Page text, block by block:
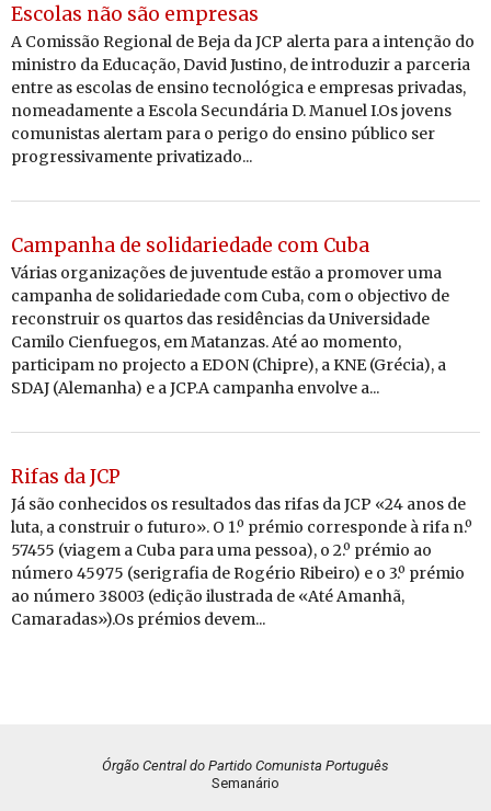
Escolas não são empresas
A Comissão Regional de Beja da JCP alerta para a intenção do
ministro da Educação, David Justino, de introduzir a parceria
entre as escolas de ensino tecnológica e empresas privadas,
nomeadamente a Escola Secundária D. Manuel I.Os jovens
comunistas alertam para o perigo do ensino público ser
progressivamente privatizado...
Campanha de solidariedade com Cuba
Várias organizações de juventude estão a promover uma
campanha de solidariedade com Cuba, com o objectivo de
reconstruir os quartos das residências da Universidade
Camilo Cienfuegos, em Matanzas. Até ao momento,
participam no projecto a EDON (Chipre), a KNE (Grécia), a
SDAJ (Alemanha) e a JCP.A campanha envolve a...
Rifas da JCP
Já são conhecidos os resultados das rifas da JCP «24 anos de
luta, a construir o futuro». O 1.º prémio corresponde à rifa n.º
57455 (viagem a Cuba para uma pessoa), o 2.º prémio ao
número 45975 (serigrafia de Rogério Ribeiro) e o 3.º prémio
ao número 38003 (edição ilustrada de «Até Amanhã,
Camaradas»).Os prémios devem...
Órgão Central do Partido Comunista Português
Semanário